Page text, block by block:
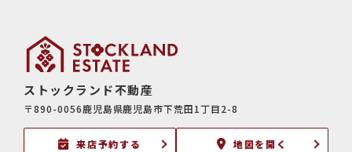
ストックランド不動産
〒890-0056鹿児島県鹿児島市下荒田1丁目2-8
来店予約する 地図を開く